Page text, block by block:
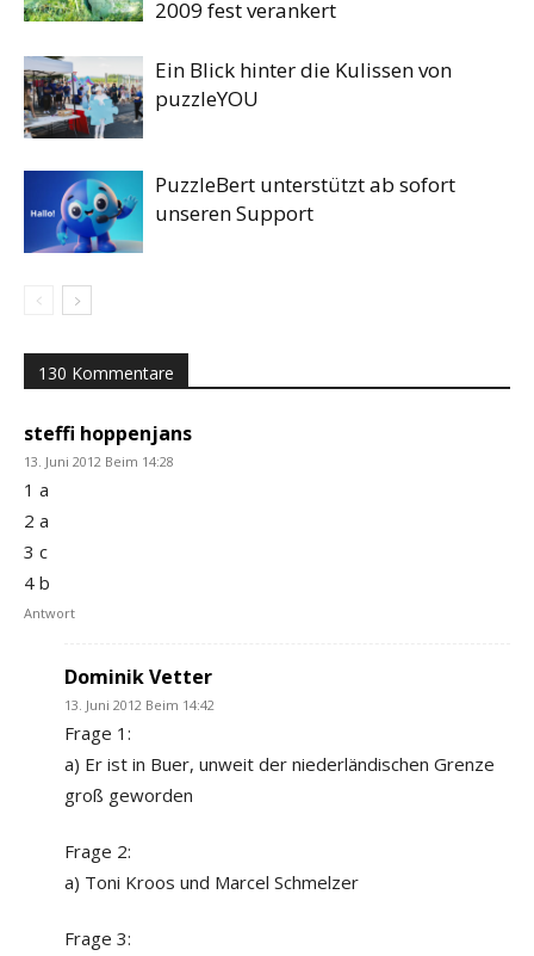
2009 fest verankert
Ein Blick hinter die Kulissen von
puzzleYOU
PuzzleBert unterstützt ab sofort
unseren Support
130 Kommentare
steffi hoppenjans
13. Juni 2012 Beim 14:28
1 a
2 a
3 c
4 b
Antwort
Dominik Vetter
13. Juni 2012 Beim 14:42
Frage 1:
a) Er ist in Buer, unweit der niederländischen Grenze
groß geworden
Frage 2:
a) Toni Kroos und Marcel Schmelzer
Frage 3: